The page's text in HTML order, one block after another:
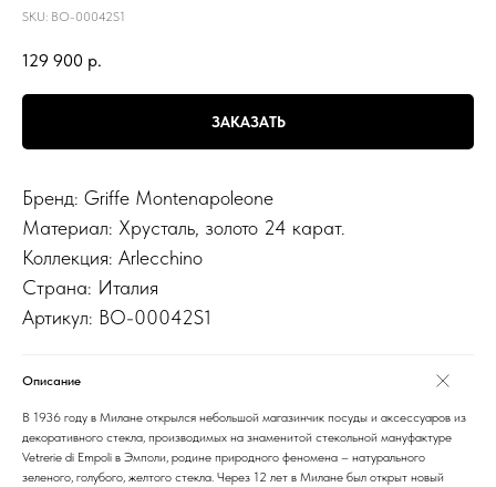
SKU: BO-00042S1
129 900 р.
ЗАКАЗАТЬ
Бренд: Griffe Montenapoleone
Материал: Хрусталь, золото 24 карат.
Коллекция: Arlecchino
Страна: Италия
Артикул: BO-00042S1
Описание
В 1936 году в Милане открылся небольшой магазинчик посуды и аксессуаров из
декоративного стекла, производимых на знаменитой стекольной мануфактуре
Vetrerie di Empoli в Эмполи, родине природного феномена – натурального
зеленого, голубого, желтого стекла. Через 12 лет в Милане был открыт новый